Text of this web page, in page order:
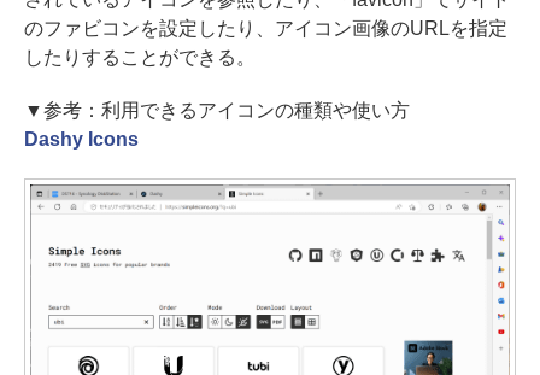
のファビコンを設定したり、アイコン画像のURLを指定
したりすることができる。
▼参考：利用できるアイコンの種類や使い方
Dashy Icons